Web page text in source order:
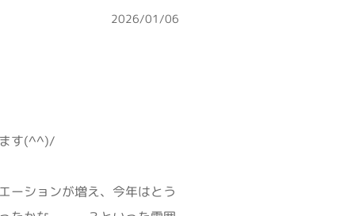
2026/01/06
ます(^^)/
ーションが増え、今年はとう